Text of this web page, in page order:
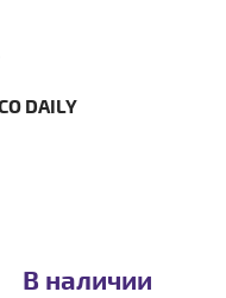
DAILY
В наличии